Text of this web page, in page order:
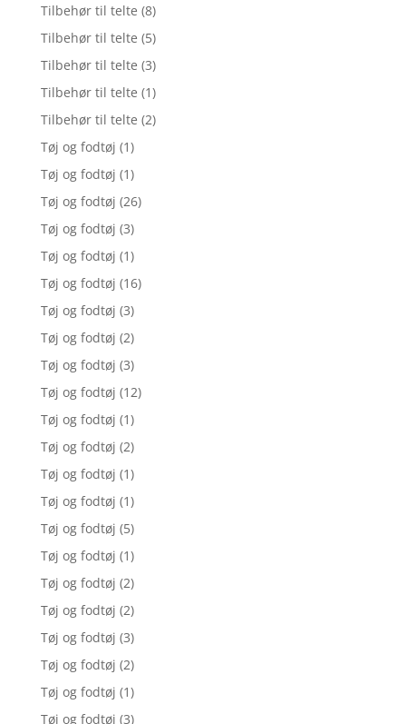
Tilbehør til telte (8)
Tilbehør til telte (5)
Tilbehør til telte (3)
Tilbehør til telte (1)
Tilbehør til telte (2)
Tøj og fodtøj (1)
Tøj og fodtøj (1)
Tøj og fodtøj (26)
Tøj og fodtøj (3)
Tøj og fodtøj (1)
Tøj og fodtøj (16)
Tøj og fodtøj (3)
Tøj og fodtøj (2)
Tøj og fodtøj (3)
Tøj og fodtøj (12)
Tøj og fodtøj (1)
Tøj og fodtøj (2)
Tøj og fodtøj (1)
Tøj og fodtøj (1)
Tøj og fodtøj (5)
Tøj og fodtøj (1)
Tøj og fodtøj (2)
Tøj og fodtøj (2)
Tøj og fodtøj (3)
Tøj og fodtøj (2)
Tøj og fodtøj (1)
Tøj og fodtøj (3)